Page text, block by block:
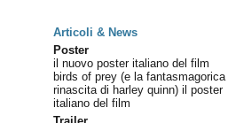
Articoli & News
Poster
il nuovo poster italiano del film
birds of prey (e la fantasmagorica
rinascita di harley quinn) il poster
italiano del film